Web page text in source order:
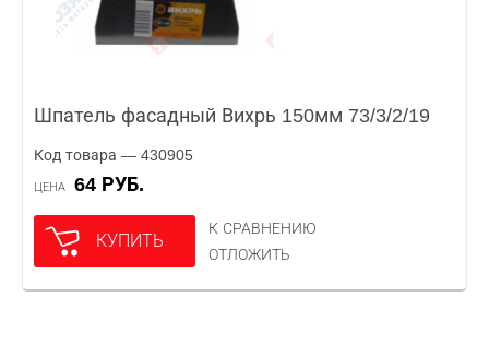
Шпатель фасадный Вихрь 150мм 73/3/2/19
Код товара — 430905
ЦЕНА 64 РУБ.
КУПИТЬ
К СРАВНЕНИЮ
ОТЛОЖИТЬ